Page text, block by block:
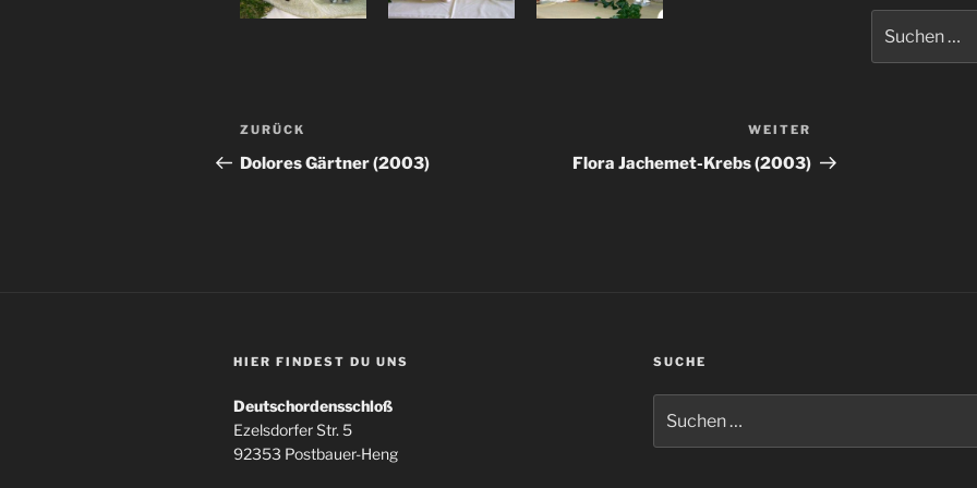
Beitragsnavigation
Vorheriger
Beitrag
ZURÜCK
Dolores Gärtner (2003)
Beitrag
WEITER
Flora Jachemet-Krebs (2003)
nach:
HIER FINDEST DU UNS
Deutschordensschloß
Ezelsdorfer Str. 5
92353 Postbauer-Heng
SUCHE
nach: